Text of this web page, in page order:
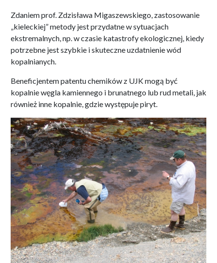
Zdaniem prof. Zdzisława Migaszewskiego, zastosowanie
„kieleckiej” metody jest przydatne w sytuacjach
ekstremalnych, np. w czasie katastrofy ekologicznej, kiedy
potrzebne jest szybkie i skuteczne uzdatnienie wód
kopalnianych.
Beneficjentem patentu chemików z UJK mogą być
kopalnie węgla kamiennego i brunatnego lub rud metali, jak
również inne kopalnie, gdzie występuje piryt.